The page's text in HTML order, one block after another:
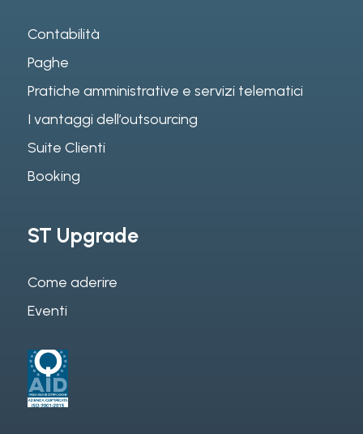
Contabilità
Paghe
Pratiche amministrative e servizi telematici
I vantaggi dell’outsourcing
Suite Clienti
Booking
ST Upgrade
Come aderire
Eventi